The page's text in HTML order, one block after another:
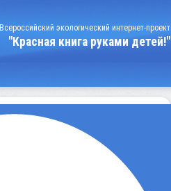
Всероссийский экологический интернет-проект
"Красная книга руками детей!"